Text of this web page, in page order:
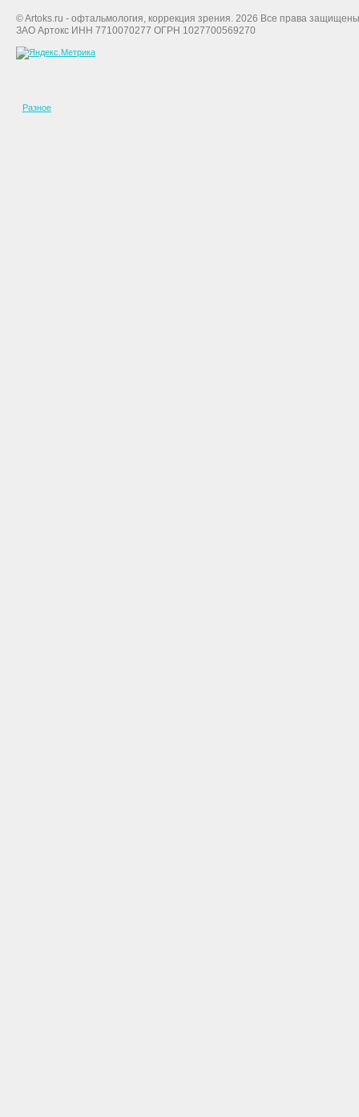
© Artoks.ru - офтальмология, коррекция зрения. 2026 Все права
ЗАО Артокс ИНН 7710070277 ОГРН 1027700569270
Разное